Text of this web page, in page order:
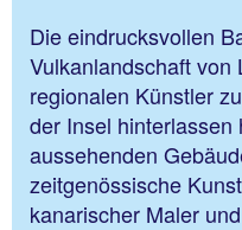
Die eindrucksvollen
Vulkanlandschaft von
regionalen Künstler
der Insel
aussehenden
zeitgenössische
kanarischer Maler